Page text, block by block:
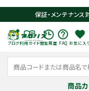
保証・メンテナンス
ブログ利用ガイド閲覧履歴 FAQ お気に入
商品